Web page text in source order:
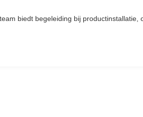
biedt begeleiding bij productinstallatie,